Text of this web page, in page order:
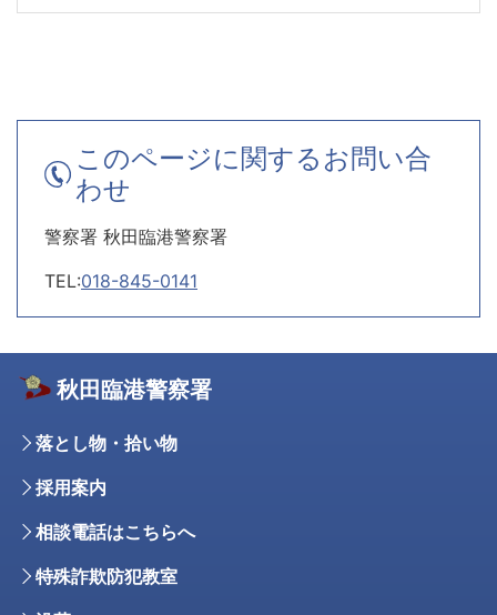
このページに関するお問い合
わせ
警察署 秋田臨港警察署
TEL:018-845-0141
秋田臨港警察署
落とし物・拾い物
採用案内
相談電話はこちらへ
特殊詐欺防犯教室